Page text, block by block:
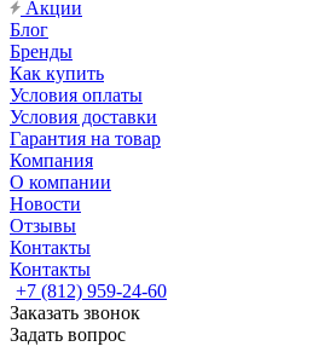
Акции
Блог
Бренды
Как купить
Условия оплаты
Условия доставки
Гарантия на товар
Компания
О компании
Новости
Отзывы
Контакты
Контакты
+7 (812) 959-24-60
Заказать звонок
Задать вопрос